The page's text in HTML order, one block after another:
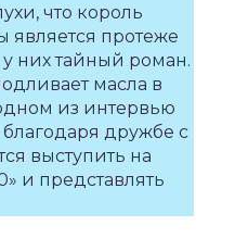
что король
является протеже
них тайный роман.
масла в
из интервью
благодаря дружбе с
выступить на
и представлять